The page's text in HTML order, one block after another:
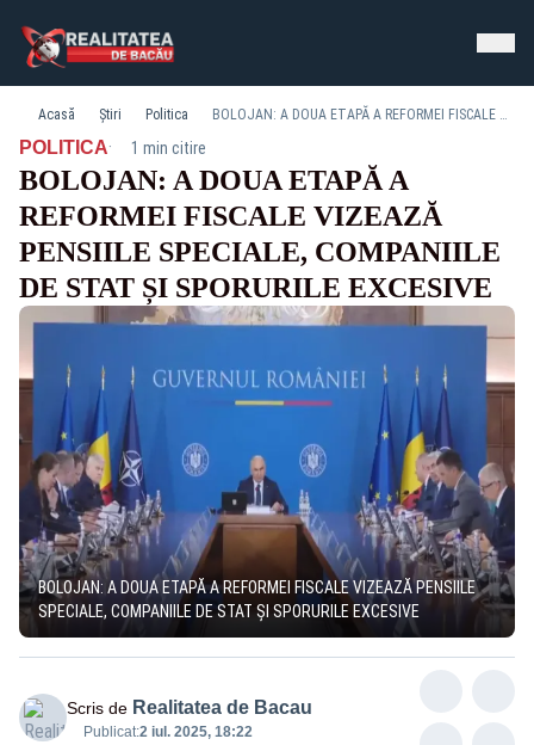
Acasă Știri Politica BOLOJAN: A DOUA ETAPĂ A REFORMEI FISCALE VIZEAZĂ PENSIILE SPECIALE, COMPANIILE DE STAT ȘI SPORURILE EXCESIVE
POLITICA· 1 min citire
BOLOJAN: A DOUA ETAPĂ A
REFORMEI FISCALE VIZEAZĂ
PENSIILE SPECIALE, COMPANIILE
DE STAT ȘI SPORURILE EXCESIVE
BOLOJAN: A DOUA ETAPĂ A REFORMEI FISCALE VIZEAZĂ PENSIILE
SPECIALE, COMPANIILE DE STAT ȘI SPORURILE EXCESIVE
Scris de Realitatea de Bacau
Publicat:2 iul. 2025, 18:22